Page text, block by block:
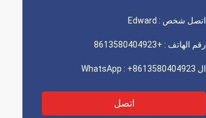
اتصل شخص : Edward
رقم الهاتف : +8613580404923
ال WhatsApp : +8613580404923
اتصل